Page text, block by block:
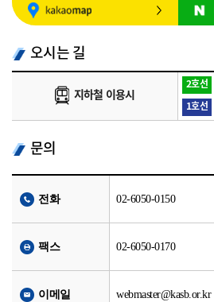
오시는 길
지하철 이용시
2호선
1호선
문의
전화 02-6050-0150
팩스 02-6050-0170
이메일 webmaster@kasb.or.kr